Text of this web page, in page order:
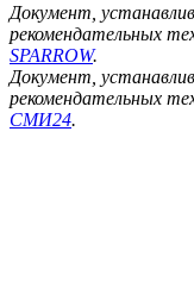
Документ,
рекомендательных
SPARROW.
Документ,
рекомендательных
СМИ24.